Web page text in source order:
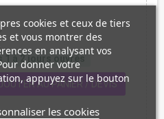
à 2 jours ouvrés
AU PANIER / DEVIS
cookies et ceux de tiers
et vous montrer des
en analysant vos
donner votre
appuyez sur le bouton
les cookies